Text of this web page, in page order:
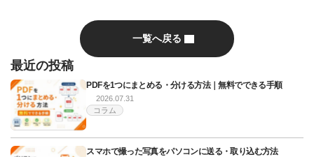
一覧へ戻る
最近の投稿
PDFを1つにまとめる・分ける方法｜無料でできる手順
2026.07.31
コラム
スマホで撮った写真をパソコンに送る・取り込む方法